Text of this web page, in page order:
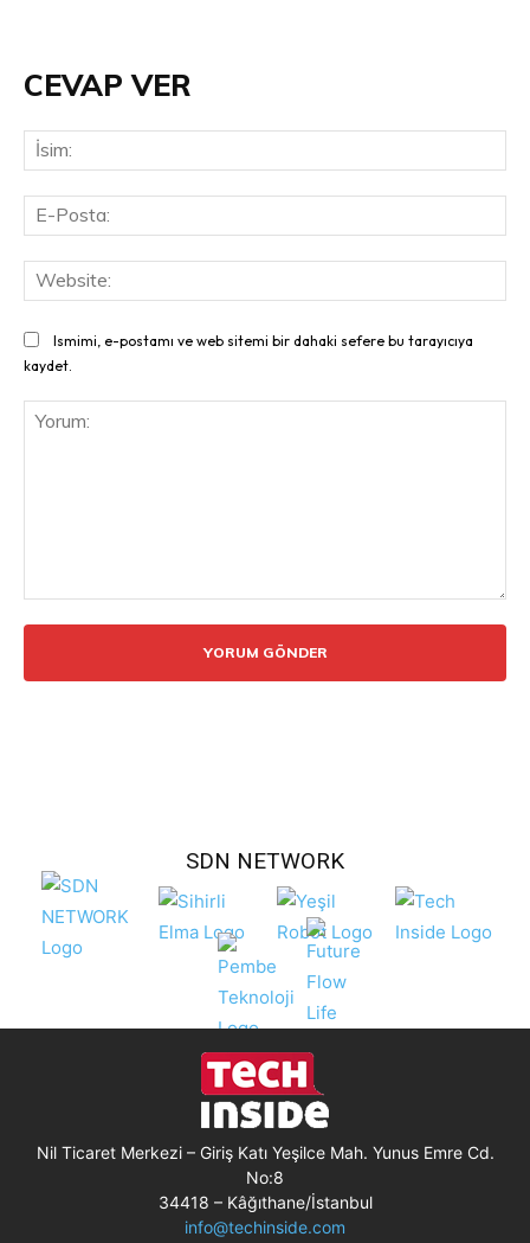
CEVAP VER
Ismimi, e-postamı ve web sitemi bir dahaki sefere bu tarayıcıya
kaydet.
SDN NETWORK
Nil Ticaret Merkezi – Giriş Katı Yeşilce Mah. Yunus Emre Cd.
No:8
34418 – Kâğıthane/İstanbul
info@techinside.com